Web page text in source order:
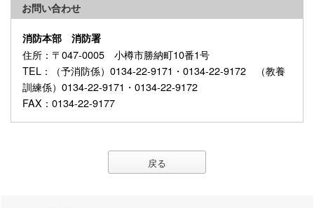
©OpenStreetMap
500 m
お問い合わせ
消防本部 消防署
住所 ：〒047-0005 小樽市勝納町10番1号
TEL ：（予消防係）0134-22-9171・0134-22-9172 （教養
訓練係）0134-22-9171・0134-22-9172
FAX ：0134-22-9177
戻る